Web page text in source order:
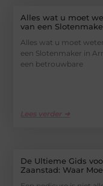
Alles wat u moet
van een
Alles wat u moet
een Slotenmaker in
een betrouwbare
Lees verder ➜
De Ultieme Gids
Zaanstad: Waar